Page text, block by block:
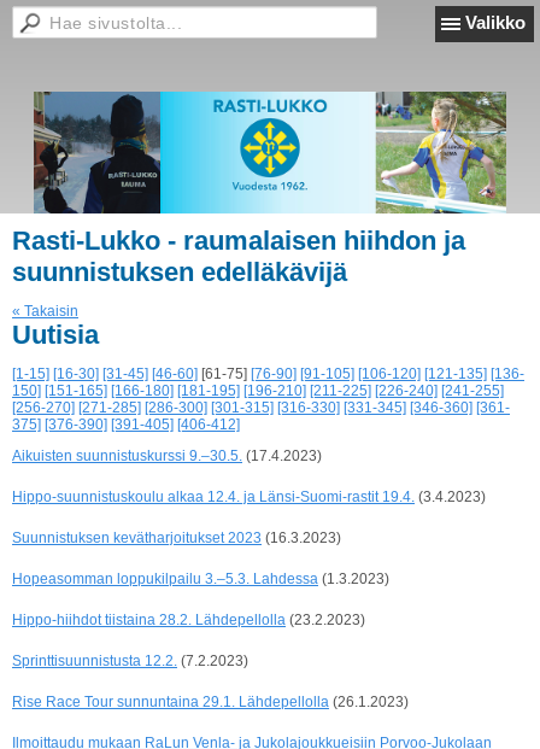
Valikko
Rasti-Lukko - raumalaisen hiihdon ja
suunnistuksen edelläkävijä
« Takaisin
Uutisia
[1-15] [16-30] [31-45] [46-60] [61-75] [76-90] [91-105] [106-120] [121-135] [136-
150] [151-165] [166-180] [181-195] [196-210] [211-225] [226-240] [241-255]
[256-270] [271-285] [286-300] [301-315] [316-330] [331-345] [346-360] [361-
375] [376-390] [391-405] [406-412]
Aikuisten suunnistuskurssi 9.–30.5. (17.4.2023)
Hippo-suunnistuskoulu alkaa 12.4. ja Länsi-Suomi-rastit 19.4. (3.4.2023)
Suunnistuksen kevätharjoitukset 2023 (16.3.2023)
Hopeasomman loppukilpailu 3.–5.3. Lahdessa (1.3.2023)
Hippo-hiihdot tiistaina 28.2. Lähdepellolla (23.2.2023)
Sprinttisuunnistusta 12.2. (7.2.2023)
Rise Race Tour sunnuntaina 29.1. Lähdepellolla (26.1.2023)
Ilmoittaudu mukaan RaLun Venla- ja Jukolajoukkueisiin Porvoo-Jukolaan